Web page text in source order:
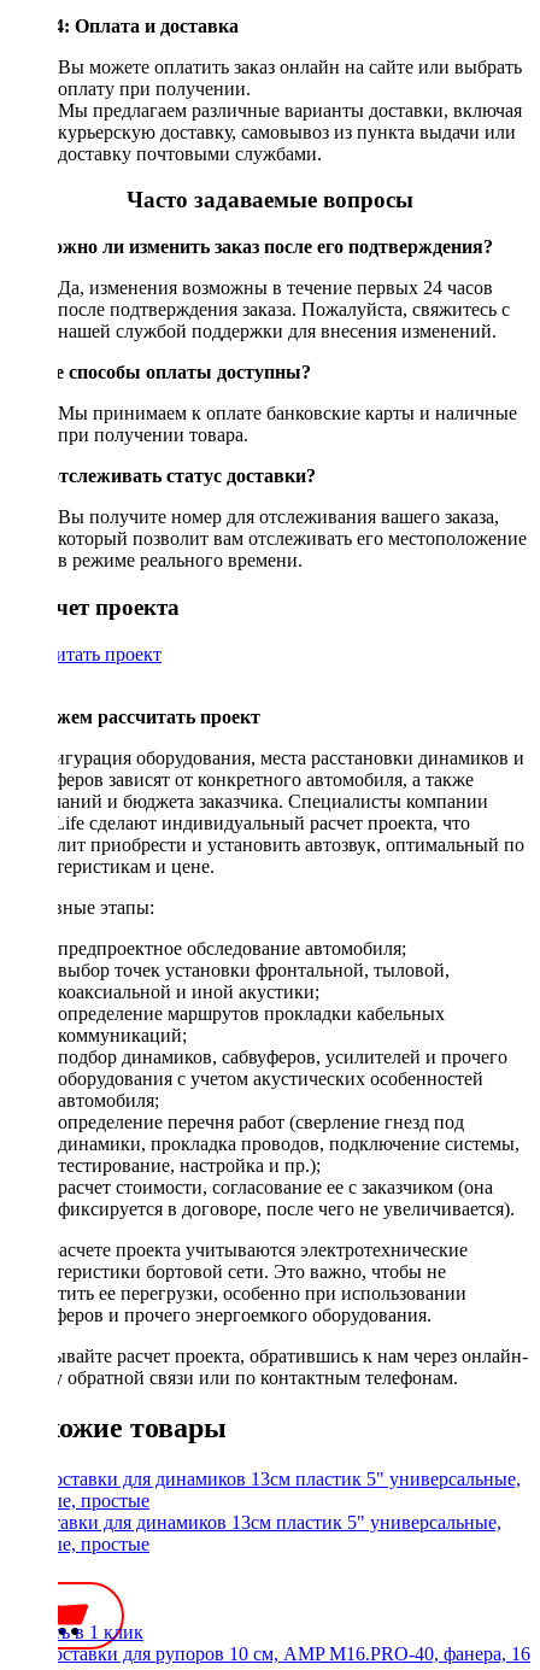
Шаг 4: Оплата и доставка
Вы можете оплатить заказ онлайн на сайте или выбрать
оплату при получении.
Мы предлагаем различные варианты доставки, включая
курьерскую доставку, самовывоз из пункта выдачи или
доставку почтовыми службами.
Часто задаваемые вопросы
Возможно ли изменить заказ после его подтверждения?
Да, изменения возможны в течение первых 24 часов
после подтверждения заказа. Пожалуйста, свяжитесь с
нашей службой поддержки для внесения изменений.
Какие способы оплаты доступны?
Мы принимаем к оплате банковские карты и наличные
при получении товара.
Как отслеживать статус доставки?
Вы получите номер для отслеживания вашего заказа,
который позволит вам отслеживать его местоположение
в режиме реального времени.
Рассчет проекта
Рассчитать проект
Поможем рассчитать проект
Конфигурация оборудования, места расстановки динамиков и
сабвуферов зависят от конкретного автомобиля, а также
пожеланий и бюджета заказчика. Специалисты компании
DriveLife сделают индивидуальный расчет проекта, что
позволит приобрести и установить автозвук, оптимальный по
характеристикам и цене.
Основные этапы:
предпроектное обследование автомобиля;
выбор точек установки фронтальной, тыловой,
коаксиальной и иной акустики;
определение маршрутов прокладки кабельных
коммуникаций;
подбор динамиков, сабвуферов, усилителей и прочего
оборудования с учетом акустических особенностей
автомобиля;
определение перечня работ (сверление гнезд под
динамики, прокладка проводов, подключение системы,
тестирование, настройка и пр.);
расчет стоимости, согласование ее с заказчиком (она
фиксируется в договоре, после чего не увеличивается).
При расчете проекта учитываются электротехнические
характеристики бортовой сети. Это важно, чтобы не
допустить ее перегрузки, особенно при использовании
сабвуферов и прочего энергоемкого оборудования.
Заказывайте расчет проекта, обратившись к нам через онлайн-
форму обратной связи или по контактным телефонам.
Похожие товары
Проставки для динамиков 13см пластик 5" универсальные,
ровные, простые
Купить в 1 клик